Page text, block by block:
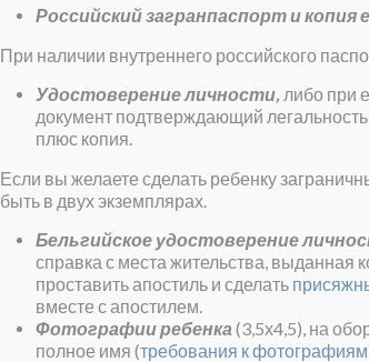
Российский загранпаспорт и
При наличии внутреннего российского
Удостоверение личности, либо при
документ подтверждающий
плюс копия.
Если вы желаете сделать ребенку
быть в двух экземплярах.
Бельгийское удостоверение
справка с места жительства, выданная
проставить апостиль и сделать
вместе с апостилем.
Фотографии ребенка (3,5х4,5), на
полное имя (требования к фотографиям